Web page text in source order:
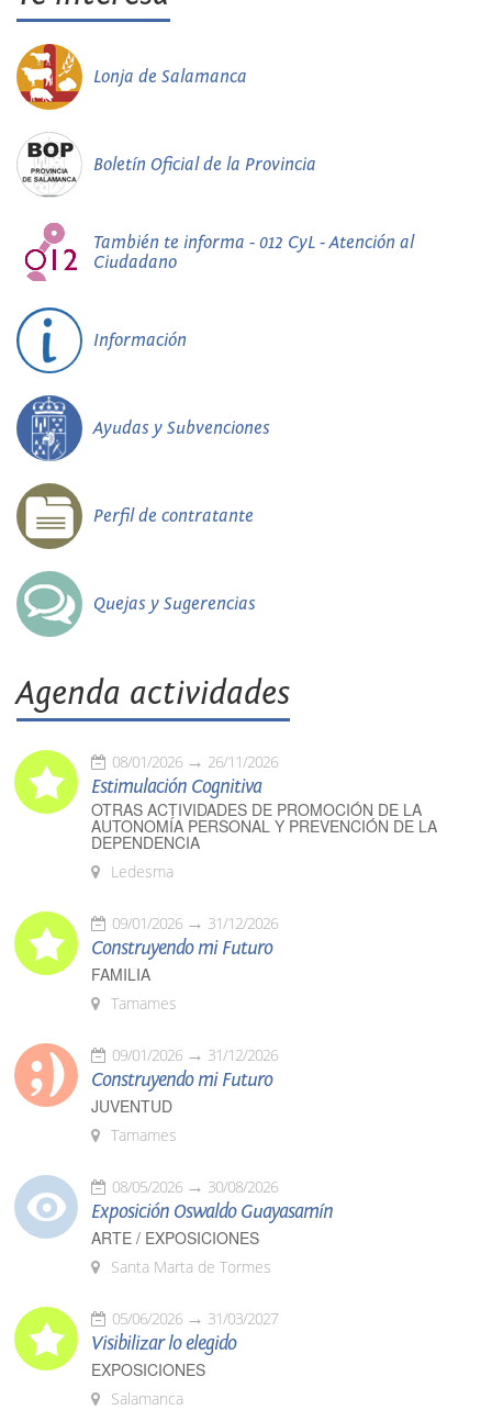
Lonja de Salamanca
Boletín Oficial de la Provincia
También te informa - 012 CyL - Atención al
Ciudadano
Información
Ayudas y Subvenciones
Perfil de contratante
Quejas y Sugerencias
Agenda actividades
08/01/2026 26/11/2026
Estimulación Cognitiva
OTRAS ACTIVIDADES DE PROMOCIÓN DE LA
AUTONOMÍA PERSONAL Y PREVENCIÓN DE LA
DEPENDENCIA
Ledesma
09/01/2026 31/12/2026
Construyendo mi Futuro
FAMILIA
Tamames
09/01/2026 31/12/2026
Construyendo mi Futuro
JUVENTUD
Tamames
08/05/2026 30/08/2026
Exposición Oswaldo Guayasamín
ARTE / EXPOSICIONES
Santa Marta de Tormes
05/06/2026 31/03/2027
Visibilizar lo elegido
EXPOSICIONES
Salamanca